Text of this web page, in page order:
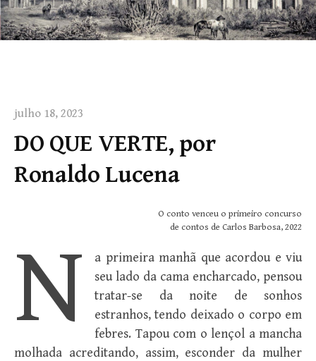
julho 18, 2023
DO QUE VERTE, por
Ronaldo Lucena
O conto venceu o primeiro concurso
de contos de Carlos Barbosa, 2022
N
a primeira manhã que acordou e viu
seu lado da cama encharcado, pensou
tratar-se da noite de sonhos
estranhos, tendo deixado o corpo em
febres. Tapou com o lençol a mancha
molhada acreditando, assim, esconder da mulher